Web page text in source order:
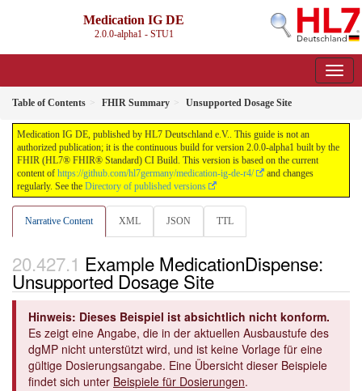
Medication IG DE
2.0.0-alpha1 - STU1
Table of Contents FHIR Summary Unsupported Dosage Site
Medication IG DE, published by HL7 Deutschland e.V.. This guide is not an
authorized publication; it is the continuous build for version 2.0.0-alpha1 built by the
FHIR (HL7® FHIR® Standard) CI Build. This version is based on the current
content of https://github.com/hl7germany/medication-ig-de-r4/
and changes
regularly. See the Directory of published versions
Narrative Content XML JSON TTL
Example MedicationDispense:
Unsupported Dosage Site
Hinweis: Dieses Beispiel ist absichtlich nicht konform.
Es zeigt eine Angabe, die in der aktuellen Ausbaustufe des
dgMP nicht unterstützt wird, und ist keine Vorlage für eine
gültige Dosierungsangabe. Eine Übersicht dieser Beispiele
findet sich unter Beispiele für Dosierungen.